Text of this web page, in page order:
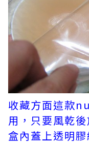
收藏方面這款
用，只要風乾後
盒內蓋上透明